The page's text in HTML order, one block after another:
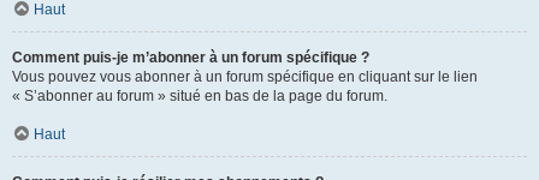
Haut
Comment puis-je m’abonner à un forum spécifique ?
Vous pouvez vous abonner à un forum spécifique en cliquant sur le lien
« S’abonner au forum » situé en bas de la page du forum.
Haut